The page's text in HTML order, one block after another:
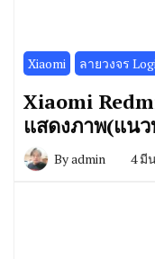
Xiaomi ลายวงจร
Xiaomi
แสดงภาพ(แนว
Byadmin 4 มี